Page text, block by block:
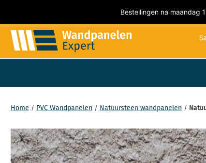
Bestellingen na maandag
Home / PVC Wandpanelen / Natuursteen wandpanelen /